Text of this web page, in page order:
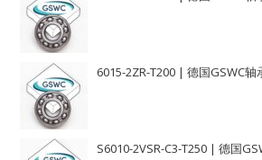
6015-2ZR-T200 | 德国GSWC轴
S6010-2VSR-C3-T250 | 德国